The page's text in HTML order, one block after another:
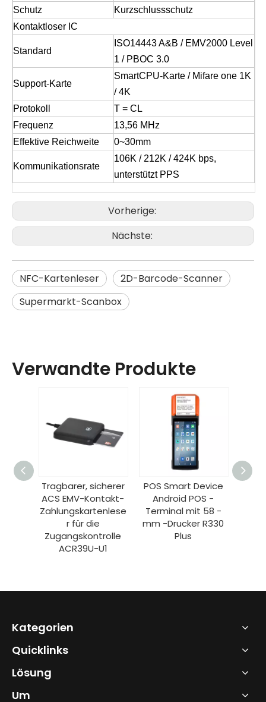
Schutz
Kurzschlussschutz
Kontaktloser IC
Standard
ISO14443 A&B / EMV2000 Level
1 / PBOC 3.0
Support-Karte
SmartCPU-Karte / Mifare one 1K
/ 4K
Protokoll
T = CL
Frequenz
13,56 MHz
Effektive Reichweite
0~30mm
Kommunikationsrate
106K / 212K / 424K bps,
unterstützt PPS
Vorherige:
Nächste:
NFC-Kartenleser
2D-Barcode-Scanner
Supermarkt-Scanbox
Verwandte Produkte
POS Smart Device
Android POS -
Terminal mit 58 -
mm -Drucker R330
Plus
Tragbarer A4-
Tätowierungs-
Thermodrucker mit
Bluetooth/USB für
Mobiltelefone HCC-
Kategorien
Quicklinks
Lösung
Um